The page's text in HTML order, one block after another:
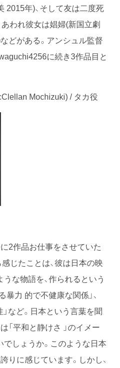
2015年)、そして友は二度死
われ彼女は娼婦(新国立劇
どがある。アンシュル監督
に続き3作品目と
Mochizuki) / タカ役
2作品お仕事をさせていた
じたことは、彼は日本の映
な物語を、作られるという
暴力 的で不健康な関係」、
性」など。日本という言葉を聞
「平和と静けさ 」のイメー
しょうか。このような日本
りに感じています。しかし、